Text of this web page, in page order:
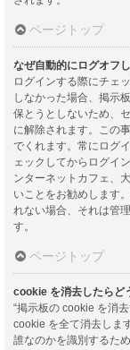
ページトップ
なぜ自動的にログオフ
ログインする際にチェ
しなかった場合、掲示
保とうとしないため、
に解除されます。この
でくれます。常にログ
ェックしてからログイ
ンターネットカフェ、
いことをお勧めします
れない場合、それは管
す。
ページトップ
cookie を消去したらど
“掲示板の cookie を消
cookie を全て消去しま
誰なのかを識別するた